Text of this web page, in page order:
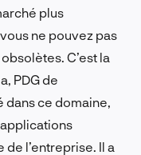
plus
ne pouvez pas
C’est la
PDG de
ce domaine,
l’entreprise. Il a